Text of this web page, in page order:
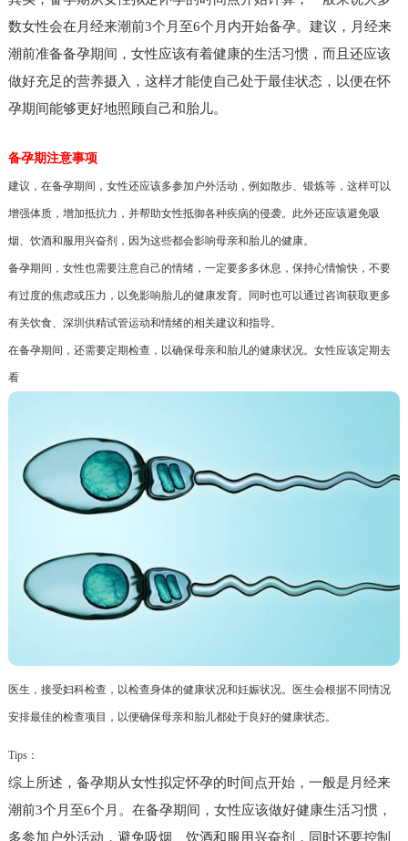
数女性会在月经来潮前3个月至6个月内开始备孕。建议，月经来
潮前准备备孕期间，女性应该有着健康的生活习惯，而且还应该
做好充足的营养摄入，这样才能使自己处于最佳状态，以便在怀
孕期间能够更好地照顾自己和胎儿。
备孕期注意事项
建议，在备孕期间，女性还应该多参加户外活动，例如散步、锻炼等，这样可以
增强体质，增加抵抗力，并帮助女性抵御各种疾病的侵袭。此外还应该避免吸
烟、饮酒和服用兴奋剂，因为这些都会影响母亲和胎儿的健康。
备孕期间，女性也需要注意自己的情绪，一定要多多休息，保持心情愉快，不要
有过度的焦虑或压力，以免影响胎儿的健康发育。同时也可以通过咨询获取更多
有关饮食、深圳供精试管运动和情绪的相关建议和指导。
在备孕期间，还需要定期检查，以确保母亲和胎儿的健康状况。女性应该定期去
看
医生，接受妇科检查，以检查身体的健康状况和妊娠状况。医生会根据不同情况
安排最佳的检查项目，以便确保母亲和胎儿都处于良好的健康状态。
Tips：
综上所述，备孕期从女性拟定怀孕的时间点开始，一般是月经来
潮前3个月至6个月。在备孕期间，女性应该做好健康生活习惯，
多参加户外活动，避免吸烟、饮酒和服用兴奋剂，同时还要控制